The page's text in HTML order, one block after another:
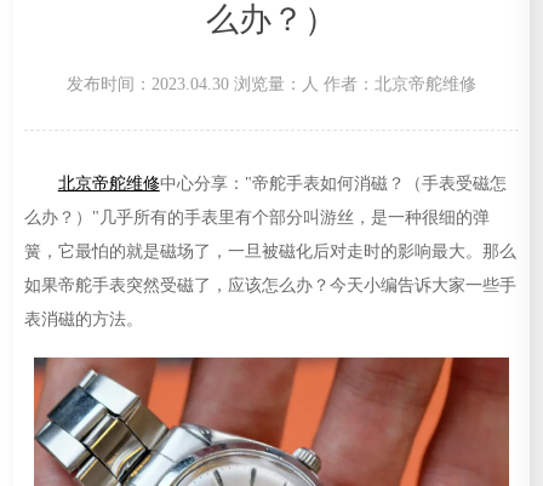
么办？）
发布时间：2023.04.30 浏览量： 人 作者：北京帝舵维修
北京帝舵维修中心分享："帝舵手表如何消磁？（手表受磁怎
么办？）"几乎所有的手表里有个部分叫游丝，是一种很细的弹
簧，它最怕的就是磁场了，一旦被磁化后对走时的影响最大。那么
如果帝舵手表突然受磁了，应该怎么办？今天小编告诉大家一些手
表消磁的方法。